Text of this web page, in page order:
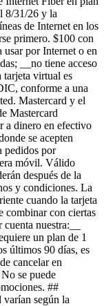
8/31/26 y la
de Internet en los
primero. $100 con
usar por Internet o en
__no tiene acceso
tarjeta virtual es
conforme a una
Mastercard y el
Mastercard
a dinero en efectivo
se acepten
pedidos por
móvil. Válido
después de la
y condiciones. La
cuando la tarjeta
combinar con ciertas
nuestra:__
un plan de 1
últimos 90 días, es
cancelar en
se puede
##
según la